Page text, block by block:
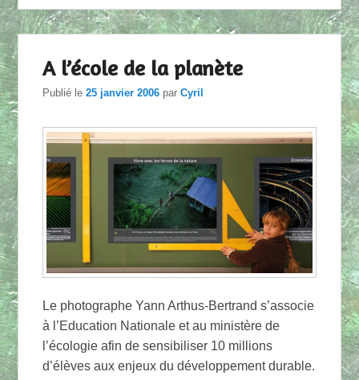
A l’école de la planète
Publié le25 janvier 2006 parCyril
Le photographe Yann Arthus-Bertrand s’associe
à l’Education Nationale et au ministère de
l’écologie afin de sensibiliser 10 millions
d’élèves aux enjeux du développement durable.